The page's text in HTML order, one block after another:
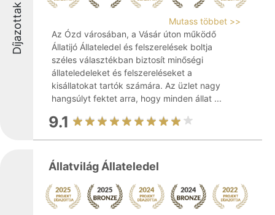
Díjazottak
Mutass többet >>
Az Ózd városában, a Vásár úton működő
Állatijó Állateledel és felszerelések boltja
széles választékban biztosít minőségi
állateledeleket és felszereléseket a
kisállatokat tartók számára. Az üzlet nagy
hangsúlyt fektet arra, hogy minden állat ...
9.1
Állatvilág Állateledel